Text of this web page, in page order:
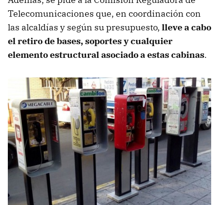
Telecomunicaciones que, en coordinación con
las alcaldías y según su presupuesto, lleve a cabo
el retiro de bases, soportes y cualquier
elemento estructural asociado a estas cabinas.